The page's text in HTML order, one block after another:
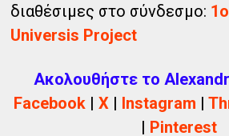
διαθέσιμες στο σύνδεσμο:
Universis Project
Ακολουθήστε το
Facebook |X | Instagram |
| Pinterest